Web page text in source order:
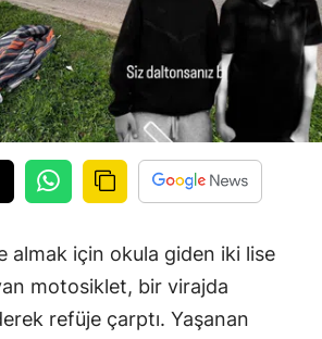
almak için okula giden iki lise
motosiklet, bir virajda
refüje çarptı. Yaşanan